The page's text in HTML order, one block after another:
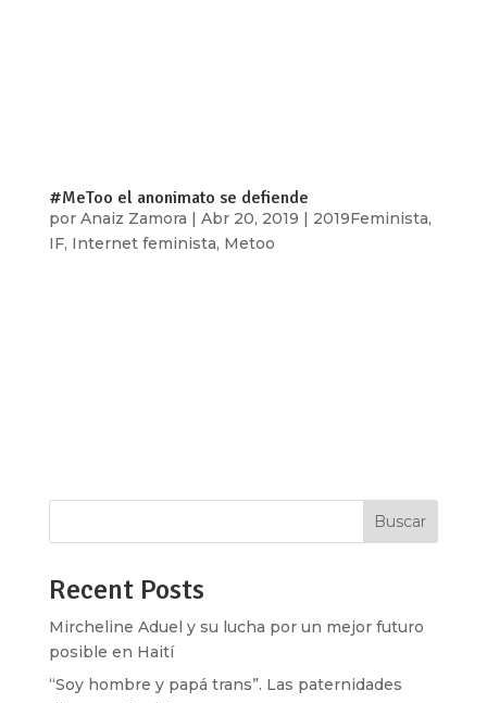
#MeToo el anonimato se defiende
por Anaiz Zamora | Abr 20, 2019 | 2019Feminista,
IF, Internet feminista, Metoo
Buscar
Recent Posts
Mircheline Aduel y su lucha por un mejor futuro
posible en Haití
“Soy hombre y papá trans”. Las paternidades